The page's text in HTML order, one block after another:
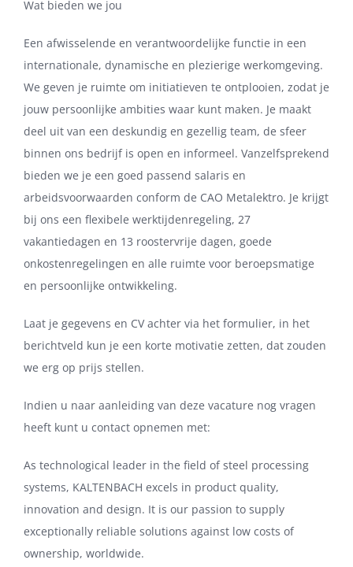
Wat bieden we jou
Een afwisselende en verantwoordelijke functie in een
internationale, dynamische en plezierige werkomgeving.
We geven je ruimte om initiatieven te ontplooien, zodat je
jouw persoonlijke ambities waar kunt maken. Je maakt
deel uit van een deskundig en gezellig team, de sfeer
binnen ons bedrijf is open en informeel. Vanzelfsprekend
bieden we je een goed passend salaris en
arbeidsvoorwaarden conform de CAO Metalektro. Je krijgt
bij ons een flexibele werktijdenregeling, 27
vakantiedagen en 13 roostervrije dagen, goede
onkostenregelingen en alle ruimte voor beroepsmatige
en persoonlijke ontwikkeling.
Laat je gegevens en CV achter via het formulier, in het
berichtveld kun je een korte motivatie zetten, dat zouden
we erg op prijs stellen.
Indien u naar aanleiding van deze vacature nog vragen
heeft kunt u contact opnemen met:
As technological leader in the field of steel processing
systems, KALTENBACH excels in product quality,
innovation and design. It is our passion to supply
exceptionally reliable solutions against low costs of
ownership, worldwide.